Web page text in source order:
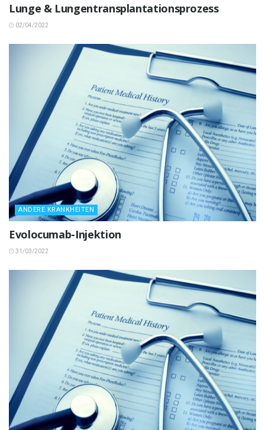
Lunge & Lungentransplantationsprozess
02/04/2022
ANDERE KRANKHEITEN
Evolocumab-Injektion
31/03/2022